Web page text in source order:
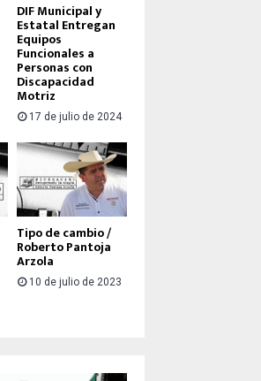
DIF Municipal y
Estatal Entregan
Equipos
Funcionales a
Personas con
Discapacidad
Motriz
17 de julio de 2024
Tipo de cambio /
Roberto Pantoja
Arzola
10 de julio de 2023